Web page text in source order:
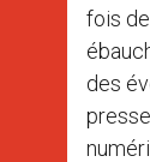
fois
des